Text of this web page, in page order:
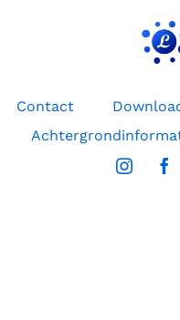
Contact